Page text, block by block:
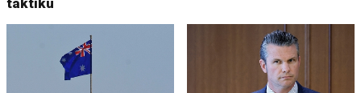
taktiku